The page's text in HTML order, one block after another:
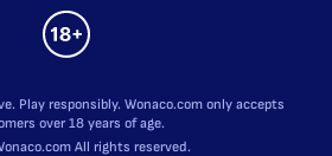
Play responsibly. Wonaco.com only accepts
over 18 years of age.
All rights reserved.